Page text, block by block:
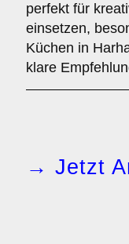
perfekt für
einsetzen,
Küchen in
klare
→ Jetzt